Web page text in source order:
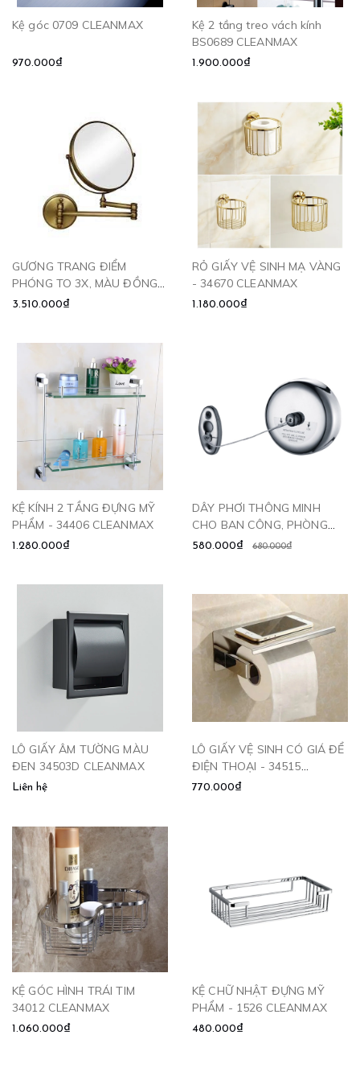
Kệ góc 0709 CLEANMAX
970.000₫
Kệ 2 tầng treo vách kính
BS0689 CLEANMAX
1.900.000₫
GƯƠNG TRANG ĐIỂM
PHÓNG TO 3X, MÀU ĐỒNG
CỔ - CA908 CLEANMAX
3.510.000₫
RỎ GIẤY VỆ SINH MẠ VÀNG
- 34670 CLEANMAX
1.180.000₫
KỆ KÍNH 2 TẦNG ĐỰNG MỸ
PHẨM - 34406 CLEANMAX
1.280.000₫
DÂY PHƠI THÔNG MINH
CHO BAN CÔNG, PHÒNG
TẮM 34203
580.000₫ 680.000₫
LÔ GIẤY ÂM TƯỜNG MÀU
ĐEN 34503D CLEANMAX
Liên hệ
LÔ GIẤY VỆ SINH CÓ GIÁ ĐỂ
ĐIỆN THOẠI - 34515
CLEANMAX
770.000₫
KỆ GÓC HÌNH TRÁI TIM
34012 CLEANMAX
1.060.000₫
KỆ CHỮ NHẬT ĐỰNG MỸ
PHẨM - 1526 CLEANMAX
480.000₫